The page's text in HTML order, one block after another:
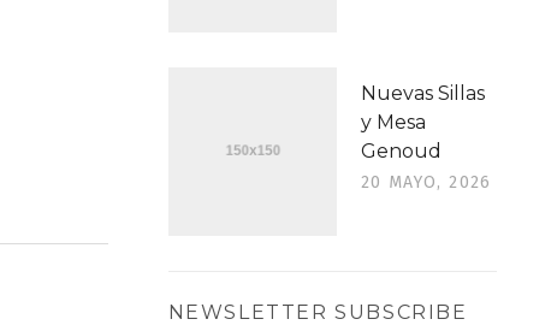
Nuevas Sillas
y Mesa
Genoud
20 MAYO, 2026
NEWSLETTER SUBSCRIBE